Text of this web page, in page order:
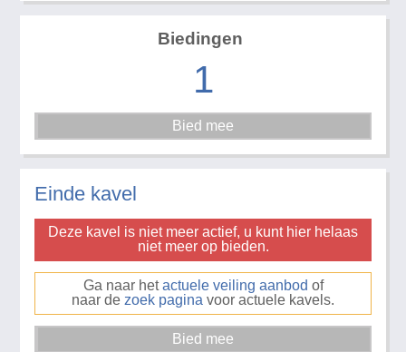
Biedingen
1
Einde kavel
Deze kavel is niet meer actief, u kunt hier helaas
niet meer op bieden.
Ga naar hetactuele veiling aanbod of
naar de zoek pagina voor actuele kavels.